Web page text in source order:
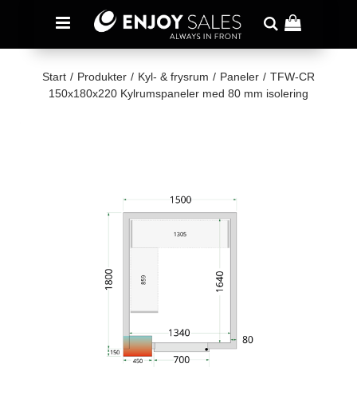
Start / Produkter / Kyl- & frysrum / Paneler / TFW-CR
150x180x220 Kylrumspaneler med 80 mm isolering